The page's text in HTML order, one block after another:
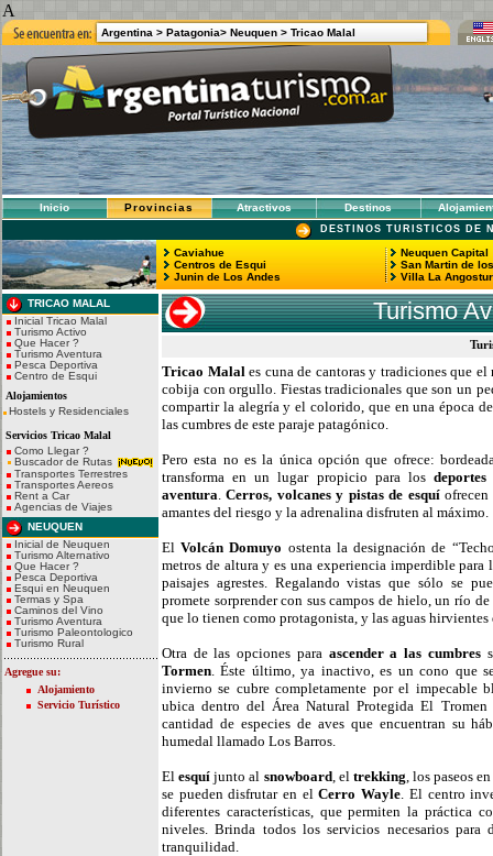
A
Argentina > Patagonia> Neuquen > Tricao Malal
Inicio Provincias Atractivos Destinos
DESTINOS TURISTICOS DE
Caviahue
Centros de Esqui
Junin de Los Andes
Neuquen Capital
San Martin de
Villa La
TRICAO MALAL
Inicial Tricao Malal
Turismo Activo
Que Hacer ?
Turismo Aventura
Pesca Deportiva
Centro de Esqui
Alojamientos
Hostels y Residenciales
Servicios Tricao Malal
Como Llegar ?
Buscador de Rutas
Transportes Terrestres
Transportes Aereos
Rent a Car
Agencias de Viajes
NEUQUEN
Inicial de Neuquen
Turismo Alternativo
Que Hacer ?
Pesca Deportiva
Esqui en Neuquen
Termas y Spa
Caminos del Vino
Turismo Aventura
Turismo Paleontologico
Turismo Rural
Agregue su:
Alojamiento
Servicio Turístico
Turismo
Tricao Malales cuna de cantoras y tradiciones que
cobija con orgullo. Fiestas tradicionales que son un
compartir la alegría y el colorido, que en una época
las cumbres de este paraje patagónico.
Pero esta no es la única opción que ofrece:
transforma en un lugar propicio para los
aventura.Cerros, volcanes y pistas de esquíofrecen
amantes del riesgo y la adrenalina disfruten al máximo.
ElVolcán Domuyo ostenta la designación de
metros de altura y es una experiencia imperdible para
paisajes agrestes. Regalando vistas que sólo se
promete sorprender con sus campos de hielo, un río
que lo tienen como protagonista, y las aguas hirvientes
Otra de las opciones para ascender a las cumbres
Tormen. Éste último, ya inactivo, es un cono que
invierno se cubre completamente por el impecable
ubica dentro del Área Natural Protegida El Tromen
cantidad de especies de aves que encuentran su
humedal llamado Los Barros.
Elesquí junto al snowboard, el trekking, los paseos
se pueden disfrutar en elCerro Wayle. El centro
diferentes características, que permiten la práctica
niveles. Brinda todos los servicios necesarios
tranquilidad.